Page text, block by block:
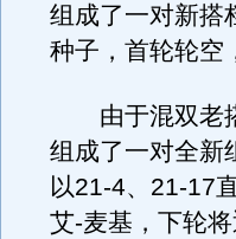
组成了一对新搭
种子，首轮轮空
由于混双老搭
组成了一对全新
以21-4、21-17
艾-麦基，下轮